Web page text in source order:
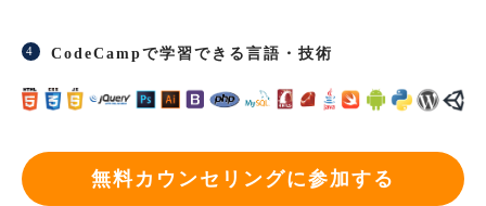
CodeCampで学習できる言語・技術
無料カウンセリングに参加する